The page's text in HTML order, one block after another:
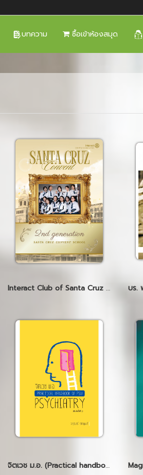
บทความ ซื้อเข้าห้องสมุด
Interact Club of Santa Cruz Convent BOD 2026-2027
จิตเวช ม.อ. (Practical handbook of PSU psychiatry) พิมพ์ครั้งที่ 5